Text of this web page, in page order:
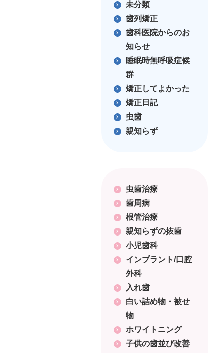
未分類
歯列矯正
歯科医院からのお
知らせ
睡眠時無呼吸症候
群
矯正してよかった
矯正日記
虫歯
親知らず
虫歯治療
歯周病
根管治療
親知らずの抜歯
小児歯科
インプラント/口腔
外科
入れ歯
白い詰め物・被せ
物
ホワイトニング
子供の歯並び改善